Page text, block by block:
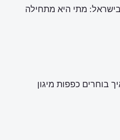
מתי היא מתחילה
בוחרים כפפות מיגון